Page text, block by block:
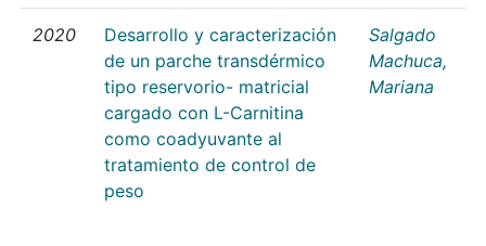
2020
Desarrollo y caracterización
de un parche transdérmico
tipo reservorio- matricial
cargado con L-Carnitina
como coadyuvante al
tratamiento de control de
peso
Salgado
Machuca,
Mariana